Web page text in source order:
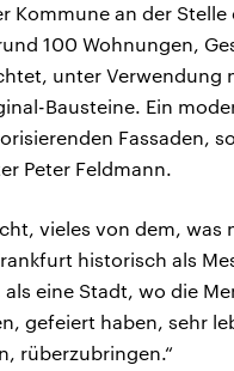
Kommune an der Stelle
100 Wohnungen,
unter Verwendung
Bausteine. Ein
Fassaden, so
Peter Feldmann.
vieles von dem, was
historisch als
eine Stadt, wo die
gefeiert haben, sehr
rüberzubringen.“